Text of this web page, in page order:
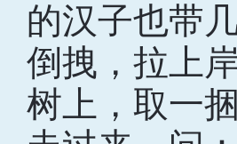
的汉子也带
倒拽，拉上
树上，取一